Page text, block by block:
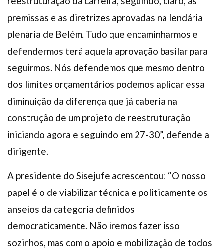
premissas e as diretrizes aprovadas na lendária
plenária de Belém. Tudo que encaminharmos e
defendermos terá aquela aprovação basilar para
seguirmos. Nós defendemos que mesmo dentro
dos limites orçamentários podemos aplicar essa
diminuição da diferença que já caberia na
construção de um projeto de reestruturação
iniciando agora e seguindo em 27-30”, defende a
dirigente.
A presidente do Sisejufe acrescentou: “O nosso
papel é o de viabilizar técnica e politicamente os
anseios da categoria definidos
democraticamente. Não iremos fazer isso
sozinhos, mas com o apoio e mobilização de todos